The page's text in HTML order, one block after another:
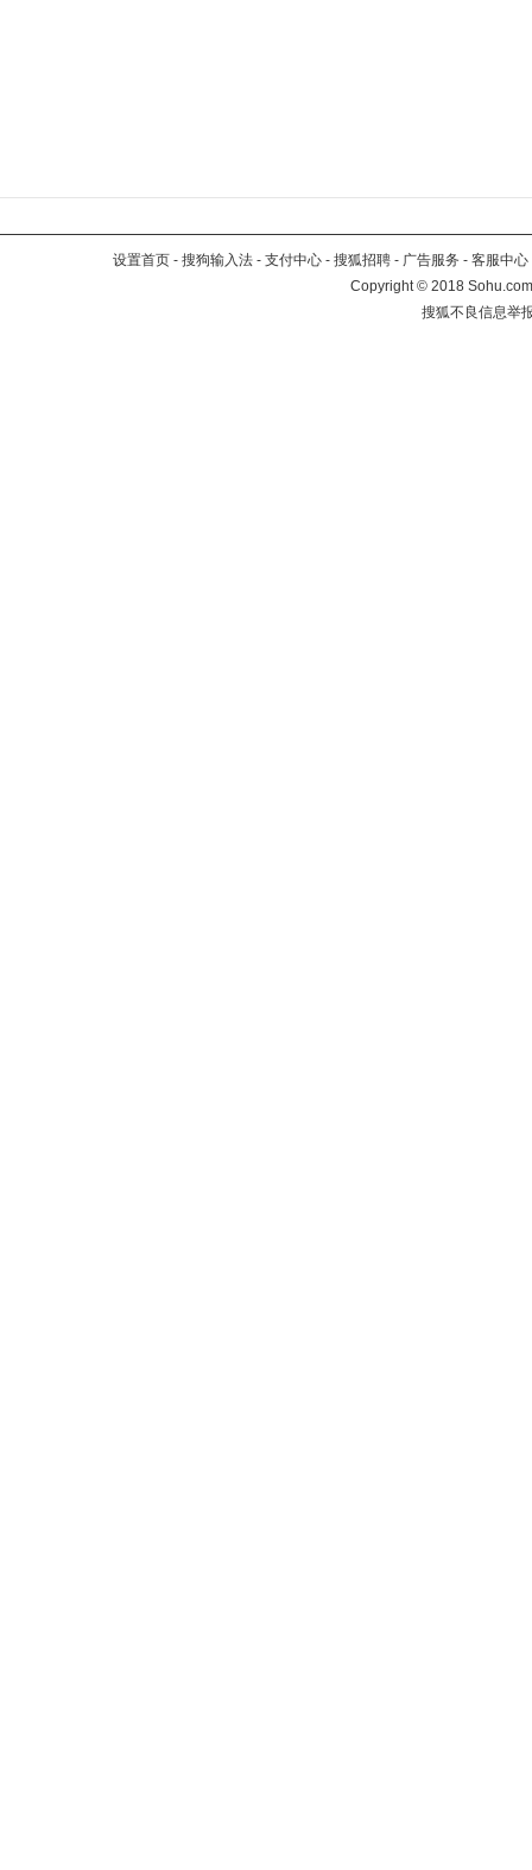
设置首页 - 搜狗输入法 - 支付中心 - 搜狐招聘 - 广告服务 - 客服中心
Copyright©2018
搜狐不良信息举